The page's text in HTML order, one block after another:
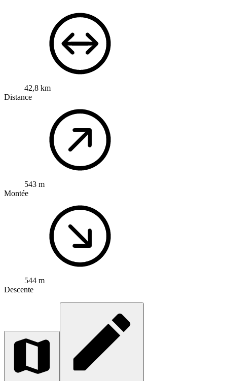
42,8 km
Distance
543 m
Montée
544 m
Descente